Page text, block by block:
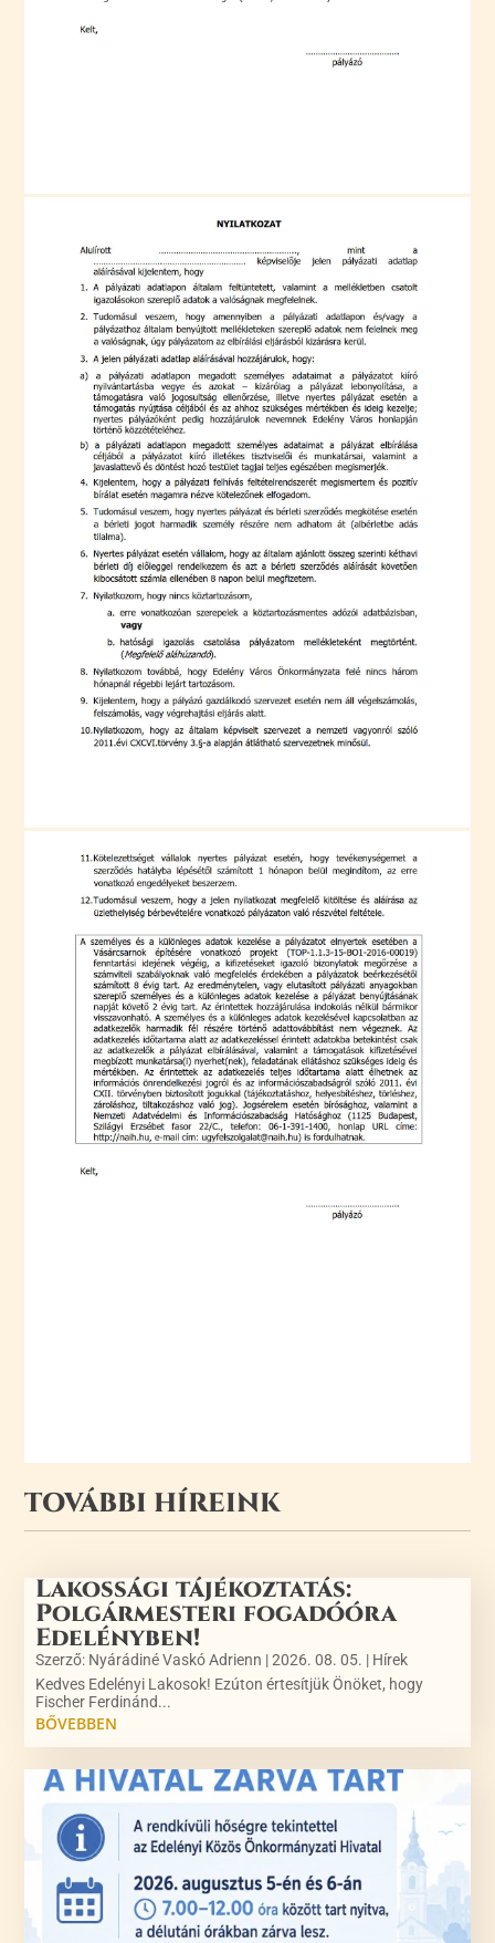
TOVÁBBI HÍREINK
Lakossági tájékoztatás:
Polgármesteri fogadóóra
Edelényben!
Szerző: Nyárádiné Vaskó Adrienn |2026. 08. 05. | Hírek
Kedves Edelényi Lakosok! Ezúton értesítjük Önöket, hogy
Fischer Ferdinánd...
BŐVEBBEN